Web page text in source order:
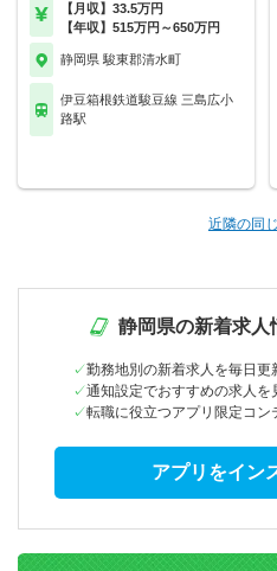
【月収】33.5万円
【年収】515万円～650万円
静岡県 駿東郡清水町
伊豆箱根鉄道駿豆線 三島広小
路駅
近隣の同
静岡県の新着求人
勤務地別の新着求人を毎日更
通知設定でおすすめの求人を
転職に役立つアプリ限定コン
アプリをイン